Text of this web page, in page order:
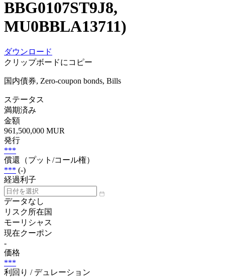
BBG0107ST9J8,
MU0BBLA13711)
ダウンロード
クリップボードにコピー
国内債券, Zero-coupon bonds, Bills
ステータス
満期済み
金額
961,500,000 MUR
発行
***
償還（プット/コール権）
*** (-)
経過利子
データなし
リスク所在国
モーリシャス
現在クーポン
-
価格
***
利回り / デュレーション